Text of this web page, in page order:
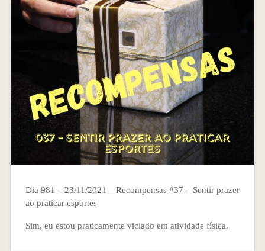
Dia 981 – 23/11/2021 – Recompensas #37 – Sentir prazer
ao praticar esportes
Sim, eu estou praticamente viciado em atividade física.